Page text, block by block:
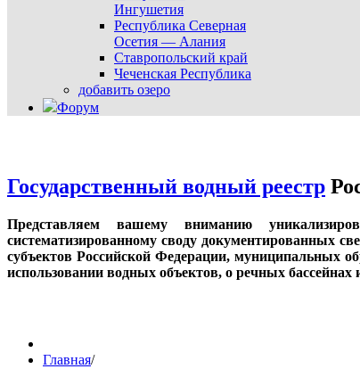
Ингушетия
Республика Северная
Осетия — Алания
Ставропольский край
Чеченская Республика
добавить озеро
Форум
Государственный водный реестр
Представляем вашему вниманию
систематизированному своду документированных
субъектов Российской Федерации, муниципальных
использовании водных объектов, о речных бассейнах
Главная/